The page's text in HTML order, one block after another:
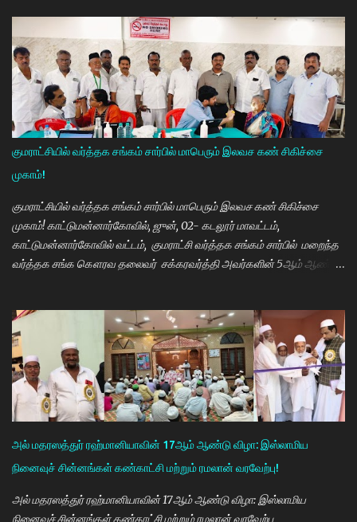
கல்வியில் சிறந்து விளங்க வேண்டும் என்பதற்காக முதலமைச்சர்
மு.க.ஸ்டாலின் அதிக முயற்சி எடுத்து கல்வியும். மருத்துவமும் எனது இரு
கண்கள் என முதலமைச்சர் கூறி வருகிறார். எத்தனையோ
மாணவியர்களுக்கு கிடைக்காத வாய்ப்பு உங்களுக்கு கிடைத்திருக்கிறது.
முன்பு 8 ம் வகுப்பு அல்லது 10 ம் வகுப்பிலேயே மாணவியர்களின்
பள்ளிப்படிப்பை நிறுத்தும் நிலையை மாற்றி, பெண் குழந்தைகள் கல்லூரி
வரை படிக்க வேண்டும். அவர்களுக்கு உயர்கல்வி மிக அவசியம் என்பதில்
அதிக முயற்சி எடுத்து வருகிறார்கள். உயர்கல்வி படிக்கின்ற
மாணவியர்களுக்கு மாதந்தோறும் ரூ.1000 வழங்கும் புதுமைப்பெண்
திட்டத்தை செயல்படுத்தி வருகிறார். எதிர்கால தலைவர்களான மாணவர்க...
குமராட்சியில் வர்த்தக சங்கம் சார்பில் மாபெரும் இலவச கண் சிகிச்சை
முகாம்!
குமராட்சியில் வர்த்தக சங்கம் சார்பில் மாபெரும் இலவச கண் சிகிச்சை
முகாம்! காட்டுமன்னார்கோவில், ஜுன், 02- கடலூர் மாவட்டம்,
காட்டுமன்னார்கோவில் வட்டம், குமராட்சி வர்த்தக சங்கம் சார்பில் மறைந்த
வர்த்தக சங்க கௌரவ தலைவர் சக்கரவர்த்தி அவர்களின் 5ஆம் ஆண்டு
ஒருங்கிணைப்பாளர் திருவேங்கடம் மற்றும் செவிலியர்கள் தலைமையில்
நடைபெற்றது. நிகழ்ச்சியில் கண் மருத்துவர் இளையராஜா சிறப்பு
அழைப்பாளராக கலந்து கொண்டு குத்துவிளக்கு ஏற்றி நிகழ்ச்சினை
துவங்கி வைத்தார். நிகழ்ச்சிக்கு குமராட்சி வர்த்தக சங்கத் தலைவர்
கே.ஆர்.ஜி. தமிழ்வாணன் முன்னிலை வகித்தார். நிகழ்ச்சியில் செயலாளர்
மணிவண்ணன், ஒருங்கிணைப்பாளர் அப்துல்பாசித் மற்றும் சங்க
நிர்வாகிகள் குமரவடிவு, துரைசிங்கம், பிரதீப், அப்துல்ரவுப், பார்த்தசாரதி,
மணிகண்டன், செந்தில்குமார், முஸ்தபா, பிரத...
அல் மதரஸத்துர் ரஹ்மானியாவின் 17ஆம் ஆண்டு விழா: இஸ்லாமிய
நினைவுச் சின்னங்கள் கண்காட்சி மற்றும் ரமலான் வரவேற்பு!
அல் மதரஸத்துர் ரஹ்மானியாவின் 17ஆம் ஆண்டு விழா: இஸ்லாமிய
நினைவுச் சின்னங்கள் கண்காட்சி மற்றும் ரமலான் வரவேற்பு